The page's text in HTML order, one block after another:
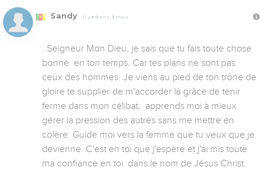
Sandy Il y a 9 ans, 3 mois
..Seigneur Mon Dieu, je sais que tu fais toute chose
bonne  en ton temps. Car tes plans ne sont pas
ceux des hommes. Je viens au pied de ton trône de
gloire te supplier de m'accorder là grâce de tenir
ferme dans mon célibat,  apprends moi à mieux
gérer la pression des autres sans me mettre en
colère. Guide moi vers la femme que tu veux que je
devienne. C'est en toi que j'espère et j'ai mis toute
ma confiance en toi  dans le nom de Jésus Christ.